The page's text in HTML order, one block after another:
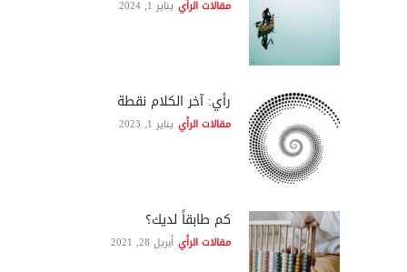
مقالات الرأي يناير 1, 2024
رأي: آخر الكلام نقطة
مقالات الرأي يناير 1, 2023
كم طابقاً لديك؟
مقالات الرأي أبريل 28, 2021